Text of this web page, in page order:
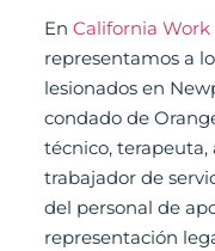
En California
representamos a
lesionados en
condado de
técnico, terapeuta,
trabajador de
del personal de
representación